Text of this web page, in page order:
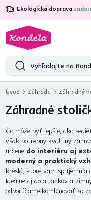
Ekologická doprava
4,7 31
Úvod Záhrada Záhradný
Záhradné
Čo môže byť lepšie, ako
však potrebný kvalitný
určené do interiéru aj
moderný a praktický
kreslá, ktoré vám spríjemnia
Ideálne aj do altánkov a
odporúčame kombinovať so